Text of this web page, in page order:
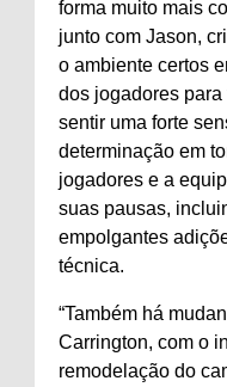
forma muito mais
junto com Jason,
o ambiente certos
dos jogadores
sentir uma forte
determinação em
jogadores e a
suas pausas,
empolgantes
técnica.
“Também há
Carrington, com o
remodelação do